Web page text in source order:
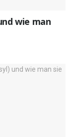
wie man